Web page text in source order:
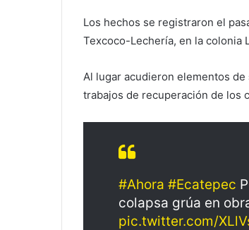
Los hechos se registraron el
Texcoco-Lechería, en la colonia
Al lugar acudieron elementos de
trabajos de recuperación de los
#Ahora #Ecatepec
colapsa grúa en
pic.twitter.com/